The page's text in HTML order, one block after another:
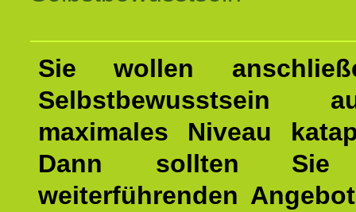
Sie wollen
Selbstbewusstsein
maximales Niveau
Dann sollten Sie
weiterführenden